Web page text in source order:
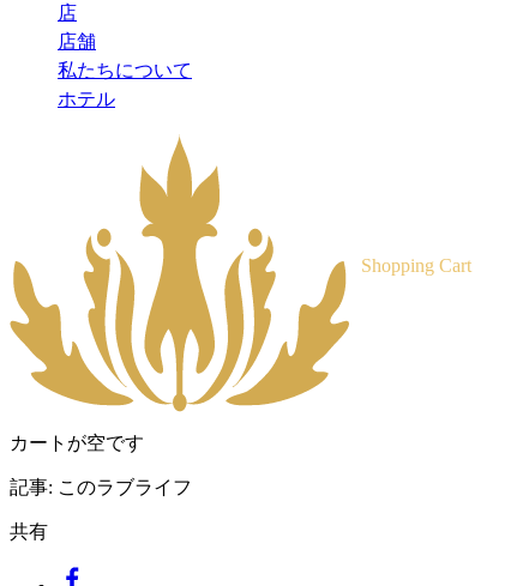
店
店舗
私たちについて
ホテル
Shopping Cart
カートが空です
記事: このラブライフ
共有